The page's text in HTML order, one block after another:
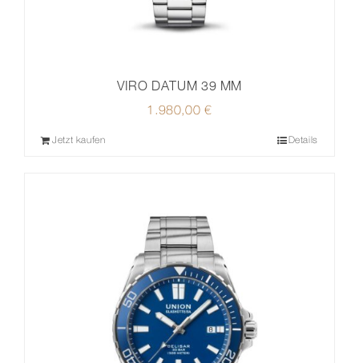
VIRO DATUM 39 MM
1.980,00€
Jetzt kaufen Details